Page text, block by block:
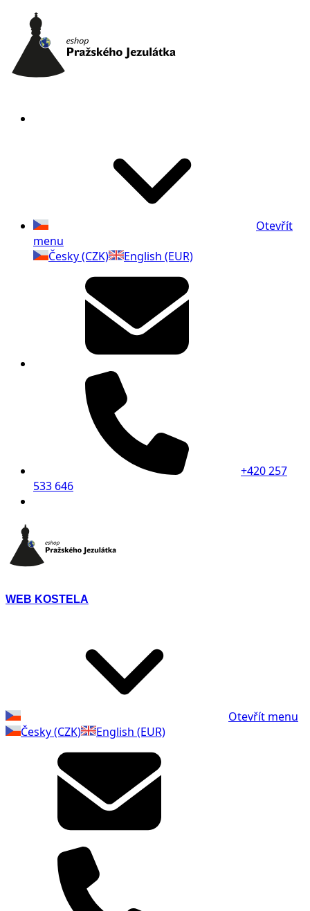
Otevřít
menu
Česky (CZK)
English (EUR)
+420 257
533 646
WEB KOSTELA
Otevřít menu
Česky (CZK)
English (EUR)